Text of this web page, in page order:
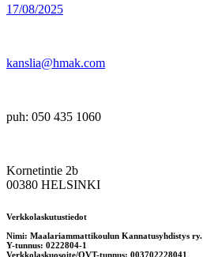
17/08/2025
kanslia@hmak.com
puh: 050 435 1060
Kornetintie 2b
00380 HELSINKI
Verkkolaskutustiedot
Nimi: Maalariammattikoulun Kannatusyhdistys ry.
Y-tunnus: 0222804-1
Verkkolaskuosoite/OVT-tunnus: 003702228041